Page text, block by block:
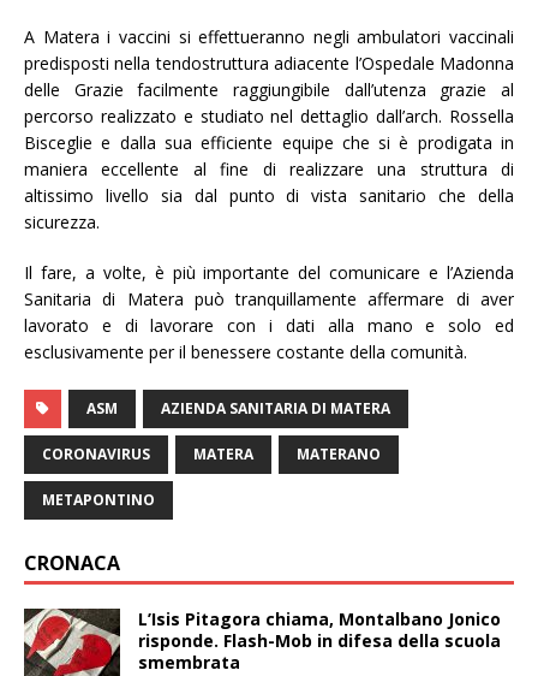
A Matera i vaccini si effettueranno negli ambulatori vaccinali
predisposti nella tendostruttura adiacente l’Ospedale Madonna
delle Grazie facilmente raggiungibile dall’utenza grazie al
percorso realizzato e studiato nel dettaglio dall’arch. Rossella
Bisceglie e dalla sua efficiente equipe che si è prodigata in
maniera eccellente al fine di realizzare una struttura di
altissimo livello sia dal punto di vista sanitario che della
sicurezza.
Il fare, a volte, è più importante del comunicare e l’Azienda
Sanitaria di Matera può tranquillamente affermare di aver
lavorato e di lavorare con i dati alla mano e solo ed
esclusivamente per il benessere costante della comunità.
ASM AZIENDA SANITARIA DI MATERA
CORONAVIRUS MATERA MATERANO
METAPONTINO
CRONACA
L’Isis Pitagora chiama, Montalbano Jonico
risponde. Flash-Mob in difesa della scuola
smembrata